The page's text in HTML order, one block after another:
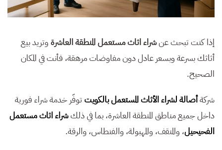
إذا كنت تبحث عنشراء اثاث مستعمل المنطقة العاشرة وتريد بيع
أثاثك بسرعة وبسعر عادل دون مفاوضات مرهقة، فأنت في المكان
الصحيح.
شركةأصالة لشراء الأثاث المستعمل بالكويت توفّر خدمة شراء فورية
داخل جميع مناطق المنطقة العاشرة، بما في ذلكشراء اثاث مستعمل
الفحيحيل، والمنقف، والمهبولة، والفنطاس، والرقة.